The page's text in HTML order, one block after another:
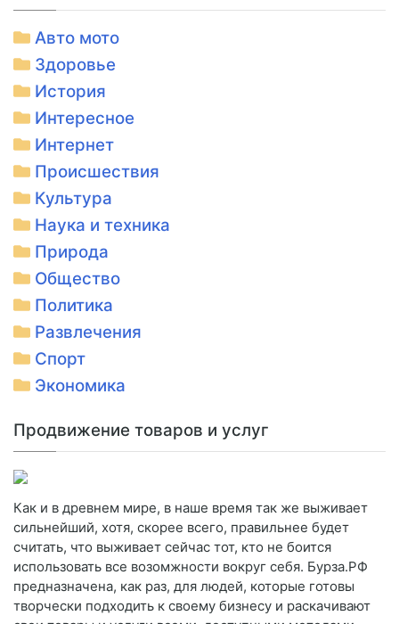
Авто мото
Здоровье
История
Интересное
Интернет
Происшествия
Культура
Наука и техника
Природа
Общество
Политика
Развлечения
Спорт
Экономика
Продвижение товаров и услуг
Как и в древнем мире, в наше время так же выживает
сильнейший, хотя, скорее всего, правильнее будет
считать, что выживает сейчас тот, кто не боится
использовать все возомжности вокруг себя. Бурза.РФ
предназначена, как раз, для людей, которые готовы
творчески подходить к своему бизнесу и раскачивают